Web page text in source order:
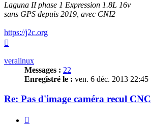
Laguna II phase 1 Expression 1.8L 16v
sans GPS depuis 2019, avec CNI2
https://j2c.org
veralinux
Messages : 22
Enregistré le : ven. 6 déc. 2013 22:45
Re: Pas d'image caméra recul CNC